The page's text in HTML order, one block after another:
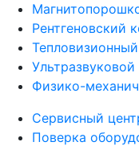
Рентгеновский
Ультразвуковой
Физико-
Сервисный
Поверка